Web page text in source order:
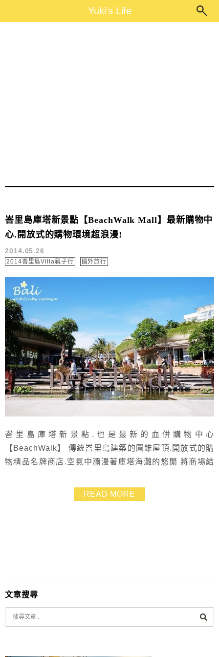
Yuki's LifeYuki's Life
峇里島庫塔新景點【BeachWalk Mall】最新購物中
心.開放式的購物環境超浪漫!
2014.05.26
2014峇里島Villa親子行 國外旅行
峇里島庫塔新景點.也是最新的血併購物中心
【BeachWalk】 傳統峇里島建築的圓錐屋頂.開放式的購
物精品名牌商店.空氣中瀰漫著庫塔海灘的悠閒 將商場結
街不像一般的百貨商場那樣有壓迫感.寬敞的空間超適合
一家大小前來散步或是情侶約會 雖為血併新景點.但我們
READ MORE
文章搜尋